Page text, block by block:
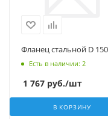
Фланец стальной D
Есть в наличии: 2
1 767 руб./шт
В КОРЗИНУ